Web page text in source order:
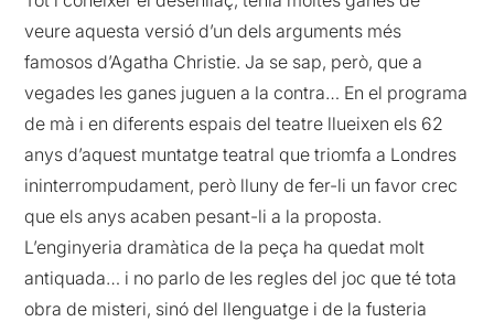
veure aquesta versió d’un dels arguments més
famosos d’Agatha Christie. Ja se sap, però, que a
vegades les ganes juguen a la contra… En el programa
de mà i en diferents espais del teatre llueixen els 62
anys d’aquest muntatge teatral que triomfa a Londres
ininterrompudament, però lluny de fer-li un favor crec
que els anys acaben pesant-li a la proposta.
L’enginyeria dramàtica de la peça ha quedat molt
antiquada… i no parlo de les regles del joc que té tota
obra de misteri, sinó del llenguatge i de la fusteria